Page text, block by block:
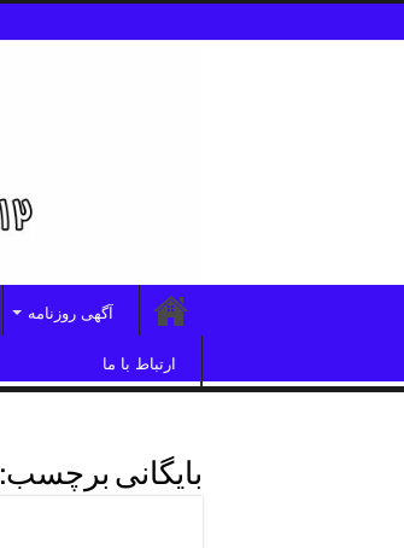
آگهی روزنامه
ارتباط با ما
بایگانی برچسب: